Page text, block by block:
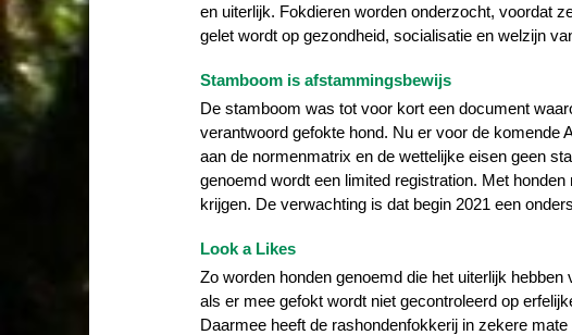
en uiterlijk. Fokdieren worden onderzocht, voordat
gelet wordt op gezondheid, socialisatie en welzijn
Stamboom is afstammingsbewijs
De stamboom was tot voor kort een document
verantwoord gefokte hond. Nu er voor de komende
aan de normenmatrix en de wettelijke eisen geen
genoemd wordt een limited registration. Met
krijgen. De verwachting is dat begin 2021 een
Look a Likes
Zo worden honden genoemd die het uiterlijk
als er mee gefokt wordt niet gecontroleerd op
Daarmee heeft de rashondenfokkerij in zekere